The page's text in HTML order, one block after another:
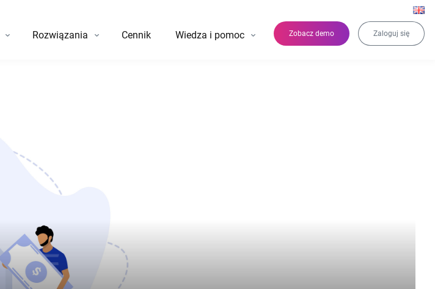
Zobacz demo Zaloguj się
Rozwiązania Cennik Wiedza i pomoc